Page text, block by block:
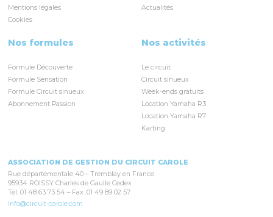
Mentions légales
Cookies
Actualités
Nos formules
Formule Découverte
Formule Sensation
Formule Circuit sinueux
Abonnement Passion
Nos activités
Le circuit
Circuit sinueux
Week-ends gratuits
Location Yamaha R3
Location Yamaha R7
Karting
ASSOCIATION DE GESTION DU CIRCUIT CAROLE
Rue départementale 40 – Tremblay en France
95934 ROISSY Charles de Gaulle Cedex
Tél. 01 48 63 73 54 – Fax. 01 49 89 02 57
info@circuit-carole.com